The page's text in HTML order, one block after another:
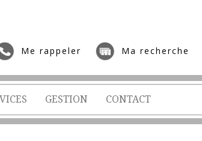
Me rappeler Ma recherche
GESTION CONTACT